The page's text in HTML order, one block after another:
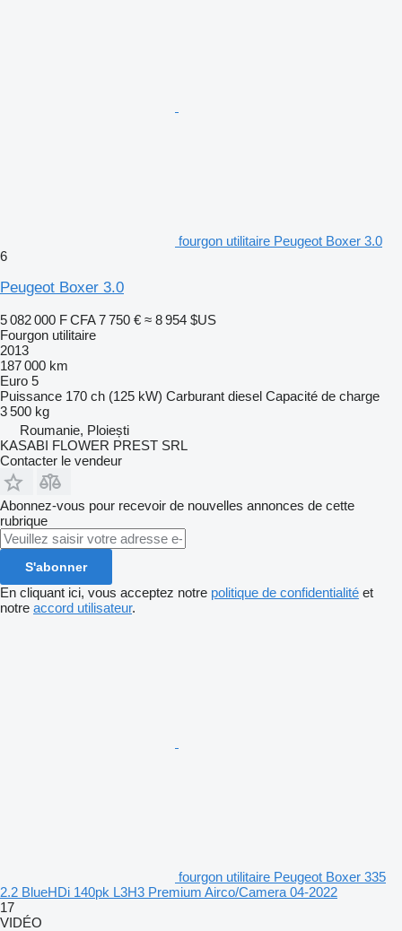
fourgon utilitaire Peugeot Boxer 3.0
6
Peugeot Boxer 3.0
5 082 000 F CFA 7 750 € ≈ 8 954 $US
Fourgon utilitaire
2013
187 000 km
Euro 5
Puissance 170 ch (125 kW) Carburant diesel Capacité de charge
3 500 kg
Roumanie, Ploiești
KASABI FLOWER PREST SRL
Contacter le vendeur
Abonnez-vous pour recevoir de nouvelles annonces de cette
rubrique
S'abonner
En cliquant ici, vous acceptez notre politique de confidentialité et
notre accord utilisateur.
fourgon utilitaire Peugeot Boxer 335
2.2 BlueHDi 140pk L3H3 Premium Airco/Camera 04-2022
17
VIDÉO